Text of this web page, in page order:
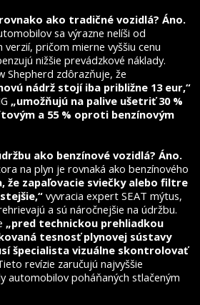
ako tradičné vozidlá? Áno.
sa výrazne nelíši od
verzií, pričom mierne vyššiu cenu
nižšie prevádzkové náklady.
Shepherd zdôrazňuje, že
nádrž stojí iba približne 13 eur,“
„umožňujú na palive ušetriť 30 %
a 55 % oproti benzínovým
ako benzínové vozidlá? Áno.
na plyn je rovnaká ako benzínového
že zapaľovacie sviečky alebo filtre
vyvracia expert SEAT mýtus,
a sú náročnejšie na údržbu.
„pred technickou prehliadkou
tesnosť plynovej sústavy
špecialista vizuálne skontrolovať
revízie zaručujú najvyššie
automobilov poháňaných stlačeným